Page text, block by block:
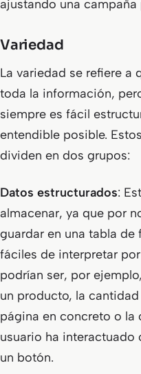
ajustando una
Variedad
La variedad se refiere a
toda la información,
siempre es fácil
entendible posible.
dividen en dos grupos:
Datos estructurados:
almacenar, ya que por
guardar en una tabla de
fáciles de interpretar
podrían ser, por
un producto, la
página en concreto o la
usuario ha interactuado
un botón.